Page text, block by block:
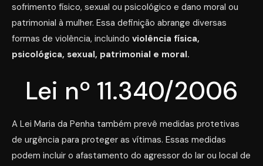
sofrimento físico, sexual ou psicológico e dano moral ou
patrimonial à mulher. Essa definição abrange diversas
formas de violência, incluindo violência física,
psicológica, sexual, patrimonial e moral.
Lei nº 11.340/2006
A Lei Maria da Penha também prevê medidas protetivas
de urgência para proteger as vítimas. Essas medidas
podem incluir o afastamento do agressor do lar ou local de